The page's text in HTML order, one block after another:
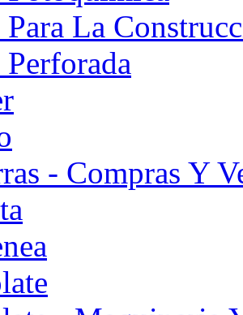
Para La
Perforada
- Compras Y